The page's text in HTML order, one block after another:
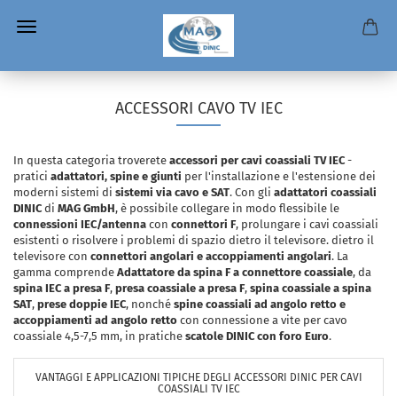
ACCESSORI CAVO TV IEC
In questa categoria troverete accessori per cavi coassiali TV IEC -
pratici adattatori, spine e giunti per l'installazione e l'estensione dei
moderni sistemi di sistemi via cavo e SAT. Con gli adattatori coassiali
DINIC di MAG GmbH, è possibile collegare in modo flessibile le
connessioni IEC/antenna con connettori F, prolungare i cavi coassiali
esistenti o risolvere i problemi di spazio dietro il televisore. dietro il
televisore con connettori angolari e accoppiamenti angolari. La
gamma comprende Adattatore da spina F a connettore coassiale, da
spina IEC a presa F, presa coassiale a presa F, spina coassiale a spina
SAT, prese doppie IEC, nonché spine coassiali ad angolo retto e
accoppiamenti ad angolo retto con connessione a vite per cavo
coassiale 4,5-7,5 mm, in pratiche scatole DINIC con foro Euro.
VANTAGGI E APPLICAZIONI TIPICHE DEGLI ACCESSORI DINIC PER CAVI
COASSIALI TV IEC